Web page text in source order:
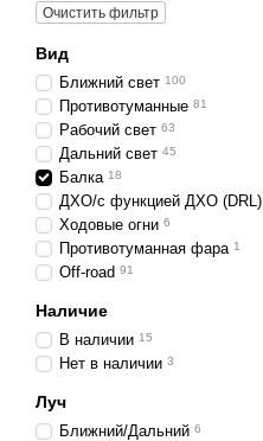
Очистить фильтр
Вид
Ближний свет 100
Противотуманные 81
Рабочий свет 63
Дальний свет 45
Балка 18
ДХО/с функцией ДХО (DRL)
Ходовые огни 6
Противотуманная фара 1
Off-road 91
Наличие
В наличии 15
Нет в наличии 3
Луч
Ближний/Дальний 6